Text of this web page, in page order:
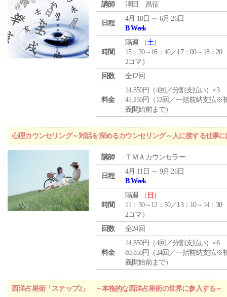
講師 澤田 昌征
日程
4月 10日 ～ 6月 26日
B Week
時間
隔週 （土）
15：20～16：40／17：00～18：20
2コマ）
回数
全12回
料金
14,850円（4回／分割支払い）×3
41,250円（12回／一括前納支払※
義開始前まで）
心理カウンセリング～対話を深めるカウンセリング～人に接する仕事
講師 ＴＭＡカウンセラー
日程
4月 11日 ～ 9月 26日
B Week
時間
隔週 （ 日 ）
11：30～12：50／13：10～14：30
2コマ）
回数
全24回
料金
14,850円（4回／分割支払い）×6
80,850円（24回／一括前納支払※
義開始前まで）
西洋占星術「ステップ2」 ～本格的な西洋占星術の世界に参入する～